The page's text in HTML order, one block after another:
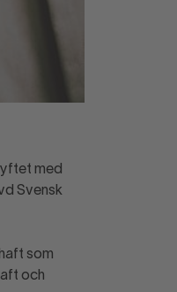
med
Svensk
som
och